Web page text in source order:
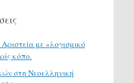
με «λογισμικό
κόπο.
στη Νεοελληνική